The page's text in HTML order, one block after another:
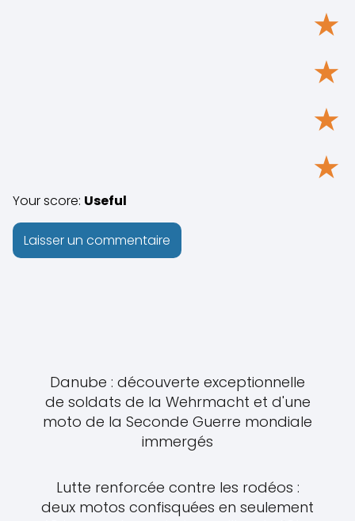
★
★
★
★
Your score: Useful
Danube : découverte exceptionnelle
de soldats de la Wehrmacht et d'une
moto de la Seconde Guerre mondiale
immergés
Lutte renforcée contre les rodéos :
deux motos confisquées en seulement